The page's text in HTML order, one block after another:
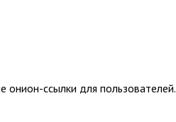
онион-ссылки для пользователей.